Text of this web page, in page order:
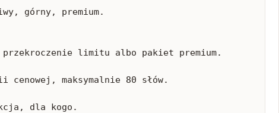
górny, premium.
limitu albo pakiet premium.
maksymalnie 80 słów.
dla kogo.